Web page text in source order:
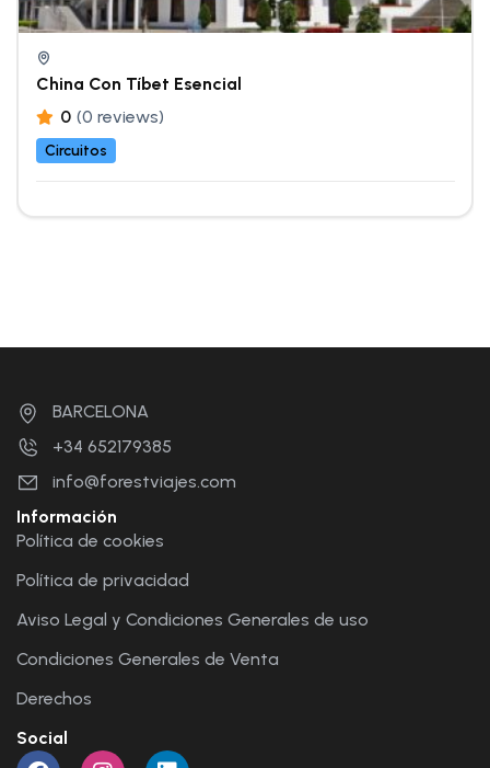
China Con Tíbet Esencial
0 (0 reviews)
Circuitos
BARCELONA
+34 652179385
info@forestviajes.com
Información
Política de cookies
Política de privacidad
Aviso Legal y Condiciones Generales de uso
Condiciones Generales de Venta
Derechos
Social